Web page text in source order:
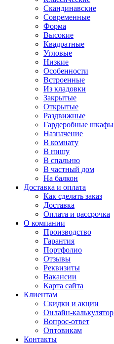
Скандинавские
Современные
Форма
Высокие
Квадратные
Угловые
Низкие
Особенности
Встроенные
Из кладовки
Закрытые
Открытые
Раздвижные
Гардеробные шкафы
Назначение
В комнату
В нишу
В спальню
В частный дом
На балкон
Доставка и оплата
Как сделать заказ
Доставка
Оплата и рассрочка
О компании
Производство
Гарантия
Портфолио
Отзывы
Реквизиты
Вакансии
Карта сайта
Клиентам
Скидки и акции
Онлайн-калькулятор
Вопрос-ответ
Оптовикам
Контакты